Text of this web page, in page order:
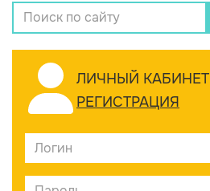
ЛИЧНЫЙ КАБИНЕТ
РЕГИСТРАЦИЯ